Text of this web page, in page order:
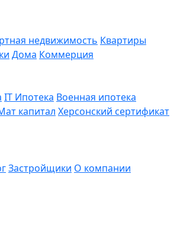
недвижимость Квартиры
Дома Коммерция
IT Ипотека Военная ипотека
капитал Херсонский сертификат
Застройщики О компании